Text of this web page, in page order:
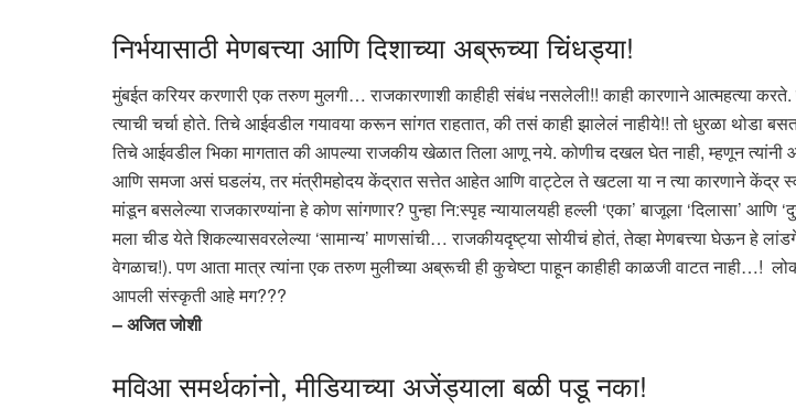
निर्भयासाठी मेणबत्त्या आणि दिशाच्या अब्रूच्या चिंधड्या!
मुंबईत करियर करणारी एक तरुण मुलगी… राजकारणाशी काहीही संबंध नसलेली!! काही कारणाने आत्महत्या
त्याची चर्चा होते. तिचे आईवडील गयावया करून सांगत राहतात, की तसं काही झालेलं नाहीये!! तो धुरळा थोडा
तिचे आईवडील भिका मागतात की आपल्या राजकीय खेळात तिला आणू नये. कोणीच दखल घेत नाही, म्हणून
आणि समजा असं घडलंय, तर मंत्रीमहोदय केंद्रात सत्तेत आहेत आणि वाट्टेल ते खटला या न त्या कारणाने केंद्र
मांडून बसलेल्या राजकारण्यांना हे कोण सांगणार? पुन्हा नि:स्पृह न्यायालयही हल्ली ‘एका’ बाजूला ‘दिलासा’ आणि
मला चीड येते शिकल्यासवरलेल्या ‘सामान्य’ माणसांची… राजकीयदृष्ट्या सोयीचं होतं, तेव्हा मेणबत्त्या घेऊन हे लांडगे
वेगळाच!). पण आता मात्र त्यांना एक तरुण मुलीच्या अब्रूची ही कुचेष्टा पाहून काहीही काळजी वाटत नाही…!
आपली संस्कृती आहे मग???
– अजित जोशी
मविआ समर्थकांनो, मीडियाच्या अजेंड्याला बळी पडू नका!